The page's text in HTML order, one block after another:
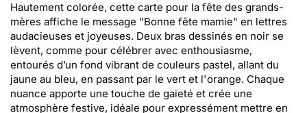
Hautement colorée, cette carte pour la fête des grands-
mères affiche le message "Bonne fête mamie" en lettres
audacieuses et joyeuses. Deux bras dessinés en noir se
lèvent, comme pour célébrer avec enthousiasme,
entourés d’un fond vibrant de couleurs pastel, allant du
jaune au bleu, en passant par le vert et l'orange. Chaque
nuance apporte une touche de gaieté et crée une
atmosphère festive, idéale pour expressément mettre en